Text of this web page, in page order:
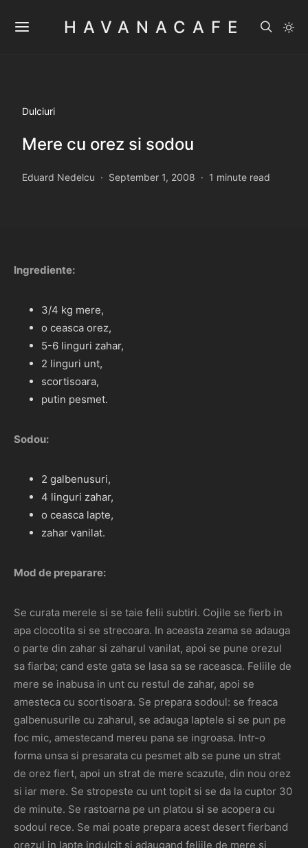
HAVANACAFE
Dulciuri
Mere cu orez si sodou
Eduard Nedelcu September 1, 2008 1 minute read
Ingrediente:
3/4 kg mere,
o ceasca orez,
5-6 linguri zahar,
2 linguri unt,
scortisoara,
putin pesmet.
Sodou:
2 galbenusuri,
4 linguri zahar,
o ceasca lapte,
zahar vanilat.
Mod de preparare:
Se curata merele si se taie felii subtiri. Cojile se fierb in
apa clocotita si se strecoara. In aceasta zeama se adauga
o parte din zahar si zaharul vanilat, apoi se pune orezul
sa fiarba; cand este gata se lasa sa se raceasca. Feliile de
mere se inabusa in unt cu restul de zahar, apoi se
amesteca cu scortisoara. Se prepara sodoul: se freaca
galbenusurile cu zaharul, se adauga laptele si se pun pe
foc mic, amestecand mereu pana se ingroasa. Intr-o
forma unsa si presarata cu pesmet alb se pune un strat
de orez fiert, apoi un strat de mere scazute, din nou orez
si iar mere. Se stropeste cu unt topit si se da la cuptor 30
de minute. Se rastoarna pe un platou si se acopera cu
sodoul rece. Se mai poate prepara acest desert fierband
orezul in lapte indulcit si adaugand feliile de mere si